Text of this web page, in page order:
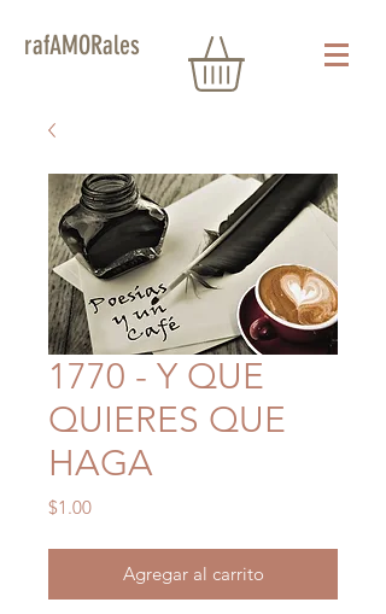
rafAMORales
1770 - Y QUE
QUIERES QUE
HAGA
$1.00Precio
Agregar al carrito